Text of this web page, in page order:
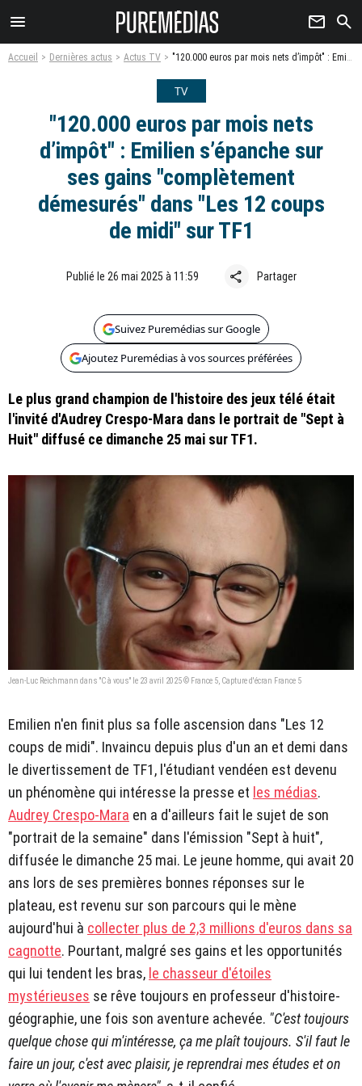
menu newsletter search
Accueil Dernières actus Actus TV "120.000 euros par mois nets d’impôt" : Emilien s’épanche sur ses gains "complètement démesurés" dans "Les 12 coups de midi" sur TF1
TV
"120.000 euros par mois nets
d’impôt" : Emilien s’épanche sur
ses gains "complètement
démesurés" dans "Les 12 coups
de midi" sur TF1
Publié le 26 mai 2025 à 11:59 share Partager
Suivez Puremédias sur Google
Ajoutez Puremédias à vos sources préférées
Le plus grand champion de l'histoire des jeux télé était
l'invité d'Audrey Crespo-Mara dans le portrait de "Sept à
Huit" diffusé ce dimanche 25 mai sur TF1.
Jean-Luc Reichmann dans "C à vous" le 23 avril 2025 © France 5, Capture d'écran France 5
Emilien n'en finit plus sa folle ascension dans "Les 12
coups de midi". Invaincu depuis plus d'un an et demi dans
le divertissement de TF1, l'étudiant vendéen est devenu
un phénomène qui intéresse la presse et les médias.
Audrey Crespo-Mara en a d'ailleurs fait le sujet de son
"portrait de la semaine" dans l'émission "Sept à huit",
diffusée le dimanche 25 mai. Le jeune homme, qui avait 20
ans lors de ses premières bonnes réponses sur le
plateau, est revenu sur son parcours qui le mène
aujourd'hui à collecter plus de 2,3 millions d'euros dans sa
cagnotte. Pourtant, malgré ses gains et les opportunités
qui lui tendent les bras, le chasseur d'étoiles
mystérieuses se rêve toujours en professeur d'histoire-
géographie, une fois son aventure achevée. "C'est toujours
quelque chose qui m'intéresse, ça me plaît toujours. S'il faut le
faire un jour, c'est avec plaisir, je reprendrai mes études et on